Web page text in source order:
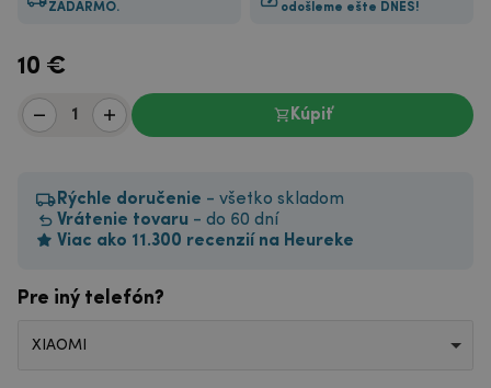
ZADARMO.
odošleme ešte DNES!
10 €
Kúpiť
Rýchle doručenie - všetko skladom
Vrátenie tovaru - do 60 dní
Viac ako 11.300 recenzií na Heureke
Pre iný telefón?
XIAOMI